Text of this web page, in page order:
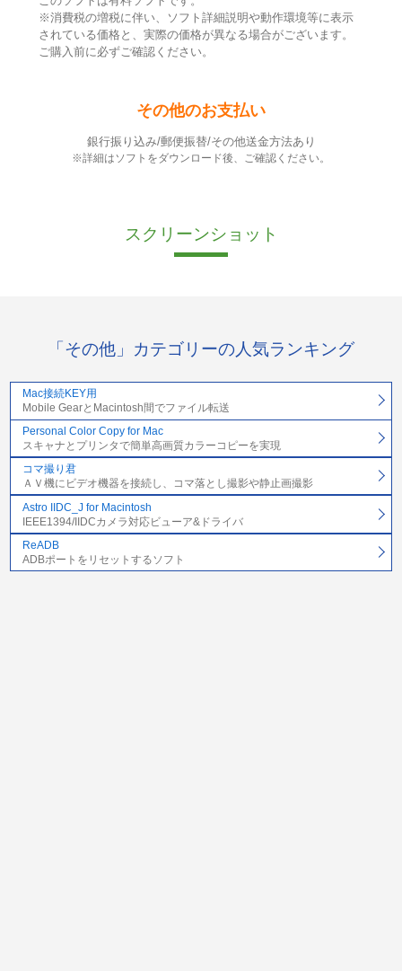
※消費税の増税に伴い、ソフト詳細説明や動作環境等に表示
されている価格と、実際の価格が異なる場合がございます。
ご購入前に必ずご確認ください。
その他のお支払い
銀行振り込み/郵便振替/その他送金方法あり
※詳細はソフトをダウンロード後、ご確認ください。
スクリーンショット
「その他」カテゴリーの人気ランキング
Mac接続KEY用
Mobile GearとMacintosh間でファイル転送
Personal Color Copy for Mac
スキャナとプリンタで簡単高画質カラーコピーを実現
コマ撮り君
ＡＶ機にビデオ機器を接続し、コマ落とし撮影や静止画撮影
Astro IIDC_J for Macintosh
IEEE1394/IIDCカメラ対応ビューア&ドライバ
ReADB
ADBポートをリセットするソフト